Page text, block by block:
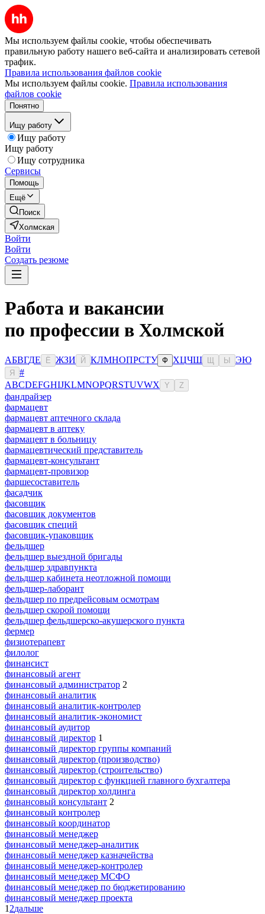
Мы используем файлы cookie, чтобы обеспечивать
правильную работу нашего веб-сайта и анализировать сетевой
трафик.
Правила использования файлов cookie
Мы используем файлы cookie. Правила использования
файлов cookie
Понятно
Ищу работу
Ищу работу
Ищу работу
Ищу сотрудника
Сервисы
Помощь
Ещё
Поиск
Холмская
Войти
Войти
Создать резюме
Работа и вакансии
по профессии в Холмской
АБВГДЕ Ё ЖЗИ Й КЛМНОПРСТУ Ф ХЦЧШ Ы ЭЮ
Я
#
ABCDEFGHIJKLMNOPQRSTUVWX Y Z
фандрайзер
фармацевт
фармацевт аптечного склада
фармацевт в аптеку
фармацевт в больницу
фармацевтический представитель
фармацевт-консультант
фармацевт-провизор
фаршесоставитель
фасадчик
фасовщик
фасовщик документов
фасовщик специй
фасовщик-упаковщик
фельдшер
фельдшер выездной бригады
фельдшер здравпункта
фельдшер кабинета неотложной помощи
фельдшер-лаборант
фельдшер по предрейсовым осмотрам
фельдшер скорой помощи
фельдшер фельдшерско-акушерского пункта
фермер
физиотерапевт
филолог
финансист
финансовый агент
финансовый администратор 2
финансовый аналитик
финансовый аналитик-контролер
финансовый аналитик-экономист
финансовый аудитор
финансовый директор 1
финансовый директор группы компаний
финансовый директор (производство)
финансовый директор (строительство)
финансовый директор с функцией главного бухгалтера
финансовый директор холдинга
финансовый консультант 2
финансовый контролер
финансовый координатор
финансовый менеджер
финансовый менеджер-аналитик
финансовый менеджер казначейства
финансовый менеджер-контролер
финансовый менеджер МСФО
финансовый менеджер по бюджетированию
финансовый менеджер проекта
1 2дальше